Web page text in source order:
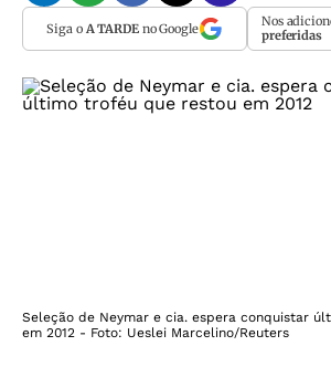
Siga o A TARDEno Google Nos
preferidas
Seleção de Neymar e cia. espera conquistar
em 2012 - Foto: Ueslei Marcelino/Reuters